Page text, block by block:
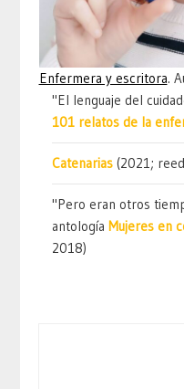
Enfermera y escritora.
"El lenguaje del
101 relatos de la
Catenarias (2021;
"Pero eran otros
antologíaMujeres en
2018)